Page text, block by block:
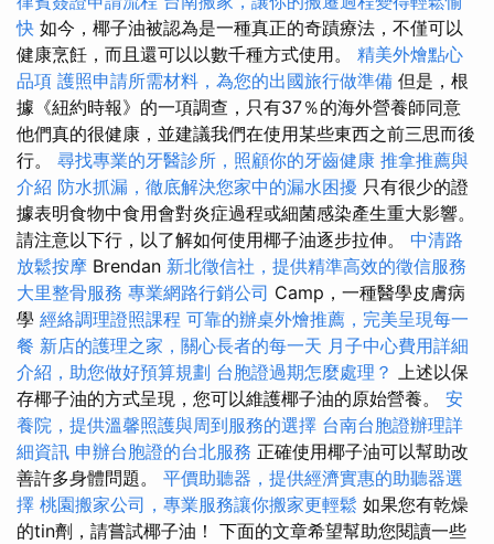
快 如今，椰子油被認為是一種真正的奇蹟療法，不僅可以
健康烹飪，而且還可以以數千種方式使用。 精美外燴點心
品項 護照申請所需材料，為您的出國旅行做準備 但是，根
據《紐約時報》的一項調查，只有37％的海外營養師同意
他們真的很健康，並建議我們在使用某些東西之前三思而後
行。 尋找專業的牙醫診所，照顧你的牙齒健康 推拿推薦與
介紹 防水抓漏，徹底解決您家中的漏水困擾 只有很少的證
據表明食物中食用會對炎症過程或細菌感染產生重大影響。
請注意以下行，以了解如何使用椰子油逐步拉伸。 中清路
放鬆按摩 Brendan 新北徵信社，提供精準高效的徵信服務
大里整骨服務 專業網路行銷公司 Camp，一種醫學皮膚病
學 經絡調理證照課程 可靠的辦桌外燴推薦，完美呈現每一
餐 新店的護理之家，關心長者的每一天 月子中心費用詳細
介紹，助您做好預算規劃 台胞證過期怎麼處理？
上述以保
存椰子油的方式呈現，您可以維護椰子油的原始營養。 安
養院，提供溫馨照護與周到服務的選擇 台南台胞證辦理詳
細資訊 申辦台胞證的台北服務 正確使用椰子油可以幫助改
善許多身體問題。 平價助聽器，提供經濟實惠的助聽器選
擇 桃園搬家公司，專業服務讓你搬家更輕鬆 如果您有乾燥
的tin劑，請嘗試椰子油！ 下面的文章希望幫助您閱讀一些